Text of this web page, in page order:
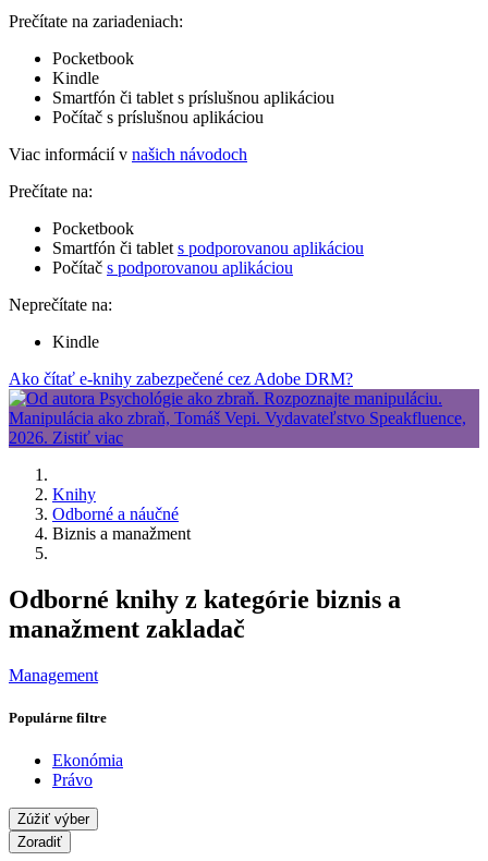
Prečítate na zariadeniach:
Pocketbook
Kindle
Smartfón či tablet s príslušnou aplikáciou
Počítač s príslušnou aplikáciou
Viac informácií v našich návodoch
Prečítate na:
Pocketbook
Smartfón či tablet s podporovanou aplikáciou
Počítač s podporovanou aplikáciou
Neprečítate na:
Kindle
Ako čítať e-knihy zabezpečené cez Adobe DRM?
Knihy
Odborné a náučné
Biznis a manažment
Odborné knihy z kategórie biznis a
manažment zakladač
Management
Populárne filtre
Ekonómia
Právo
Zúžiť výber
Zoradiť